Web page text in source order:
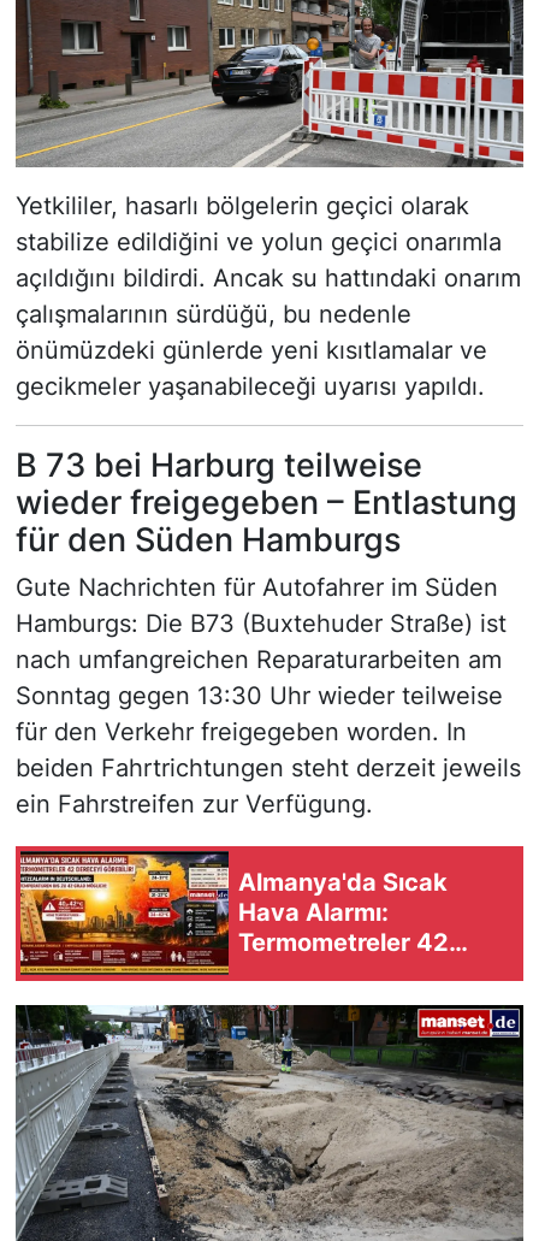
Yetkililer, hasarlı bölgelerin geçici olarak
stabilize edildiğini ve yolun geçici onarımla
açıldığını bildirdi. Ancak su hattındaki onarım
çalışmalarının sürdüğü, bu nedenle
önümüzdeki günlerde yeni kısıtlamalar ve
gecikmeler yaşanabileceği uyarısı yapıldı.
B 73 bei Harburg teilweise
wieder freigegeben – Entlastung
für den Süden Hamburgs
Gute Nachrichten für Autofahrer im Süden
Hamburgs: Die B73 (Buxtehuder Straße) ist
nach umfangreichen Reparaturarbeiten am
Sonntag gegen 13:30 Uhr wieder teilweise
für den Verkehr freigegeben worden. In
beiden Fahrtrichtungen steht derzeit jeweils
ein Fahrstreifen zur Verfügung.
Almanya'da Sıcak
Hava Alarmı:
Termometreler 42